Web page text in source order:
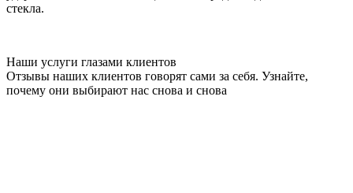
стекла.
Наши услуги глазами клиентов
Отзывы наших клиентов говорят сами за себя. Узнайте,
почему они выбирают нас снова и снова